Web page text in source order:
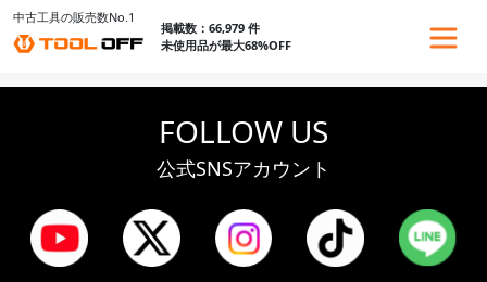
中古工具の販売数No.1
掲載数：66,979 件
未使用品が最大68%OFF
FOLLOW US
公式SNSアカウント